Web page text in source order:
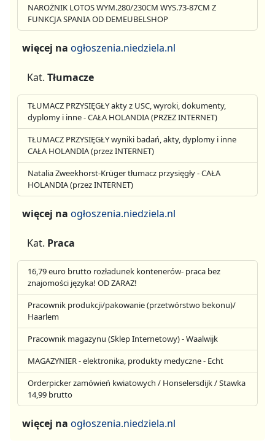
NAROŻNIK LOTOS WYM.280/230CM WYS.73-87CM Z
FUNKCJA SPANIA OD DEMEUBELSHOP
więcej na ogłoszenia.niedziela.nl
Kat. Tłumacze
TŁUMACZ PRZYSIĘGŁY akty z USC, wyroki, dokumenty,
dyplomy i inne - CAŁA HOLANDIA (PRZEZ INTERNET)
TŁUMACZ PRZYSIĘGŁY wyniki badań, akty, dyplomy i inne
CAŁA HOLANDIA (przez INTERNET)
Natalia Zweekhorst-Krüger tłumacz przysięgły - CAŁA
HOLANDIA (przez INTERNET)
więcej na ogłoszenia.niedziela.nl
Kat. Praca
16,79 euro brutto rozładunek kontenerów- praca bez
znajomości języka! OD ZARAZ!
Pracownik produkcji/pakowanie (przetwórstwo bekonu)/
Haarlem
Pracownik magazynu (Sklep Internetowy) - Waalwijk
MAGAZYNIER - elektronika, produkty medyczne - Echt
Orderpicker zamówień kwiatowych / Honselersdijk / Stawka
14,99 brutto
więcej na ogłoszenia.niedziela.nl